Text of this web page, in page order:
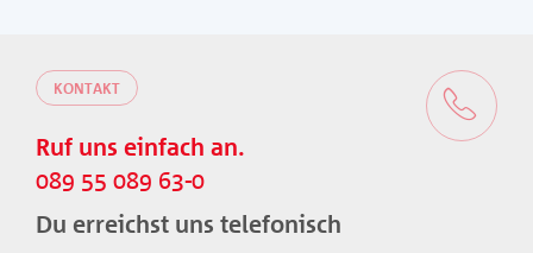
KONTAKT
Ruf uns einfach an.
089 55 089 63-0
Du erreichst uns telefonisch